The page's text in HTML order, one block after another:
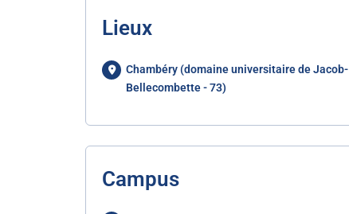
Lieux
Chambéry (domaine universitaire de Jacob-
Bellecombette - 73)
Campus